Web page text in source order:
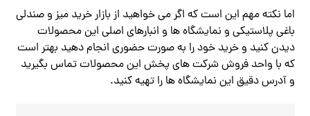
اما نکته مهم این است که اگر می خواهید از بازار خرید میز و صندلی
باغی پلاستیکی و نمایشگاه ها و انبارهای اصلی این محصولات
دیدن کنید و خرید خود را به صورت حضوری انجام دهید بهتر است
که با واحد فروش شرکت های پخش این محصولات تماس بگیرید
و آدرس دقیق این نمایشگاه ها را تهیه کنید.